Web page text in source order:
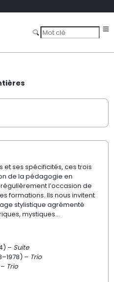
ses spécificités, ces trois
de la pédagogie en
l’occasion de
formations. Ils nous invitent
stylistique agrémenté
mystiques…
– Suite
– Trio
Trio